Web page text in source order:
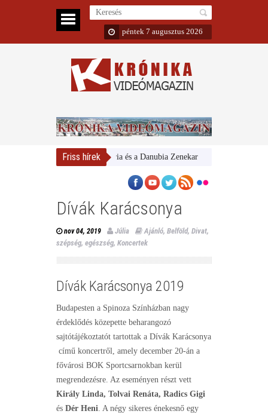
péntek 7 augusztus 2026
Friss hírek
Magyar Nemzeti Galéria és a Danubia Zenekar Bemutatta 2024/25-
Dívák Karácsonya
nov 04, 2019 Júlia Ajánló, Belföld, Divat,
szépség, egészség, Koncertek
Dívák Karácsonya 2019
Budapesten a Spinoza Színházban nagy
érdeklődés közepette beharangozó
sajtótájékoztatót tartottak a Dívák Karácsonya
című koncertről, amely december 20-án a
fővárosi BOK Sportcsarnokban kerül
megrendezésre. Az eseményen részt vett
Király Linda, Tolvai Renáta, Radics Gigi
és Dér Heni . A négy sikeres énekesnő egy